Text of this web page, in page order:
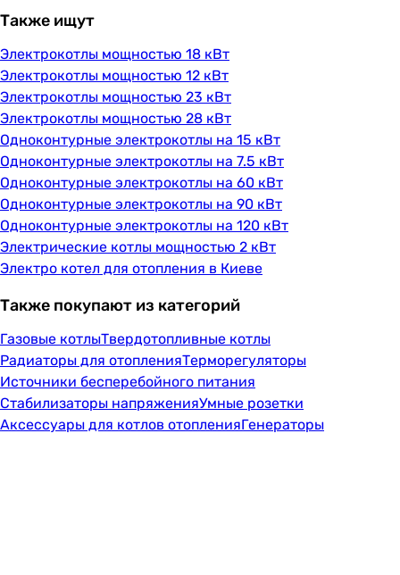
Также ищут
Электрокотлы мощностью 18 кВт
Электрокотлы мощностью 12 кВт
Электрокотлы мощностью 23 кВт
Электрокотлы мощностью 28 кВт
Одноконтурные электрокотлы на 15 кВт
Одноконтурные электрокотлы на 7.5 кВт
Одноконтурные электрокотлы на 60 кВт
Одноконтурные электрокотлы на 90 кВт
Одноконтурные электрокотлы на 120 кВт
Электрические котлы мощностью 2 кВт
Электро котел для отопления в Киеве
Также покупают из категорий
Газовые котлыТвердотопливные котлы
Радиаторы для отопленияТерморегуляторы
Источники бесперебойного питания
Стабилизаторы напряженияУмные розетки
Аксессуары для котлов отопленияГенераторы